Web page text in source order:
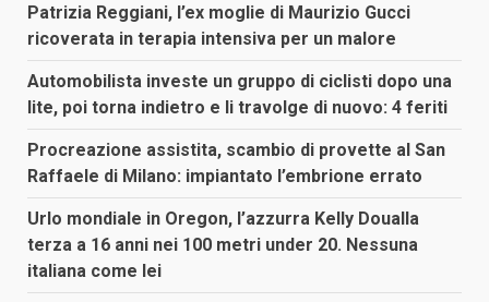
Patrizia Reggiani, l’ex moglie di Maurizio Gucci
ricoverata in terapia intensiva per un malore
Automobilista investe un gruppo di ciclisti dopo una
lite, poi torna indietro e li travolge di nuovo: 4 feriti
Procreazione assistita, scambio di provette al San
Raffaele di Milano: impiantato l’embrione errato
Urlo mondiale in Oregon, l’azzurra Kelly Doualla
terza a 16 anni nei 100 metri under 20. Nessuna
italiana come lei